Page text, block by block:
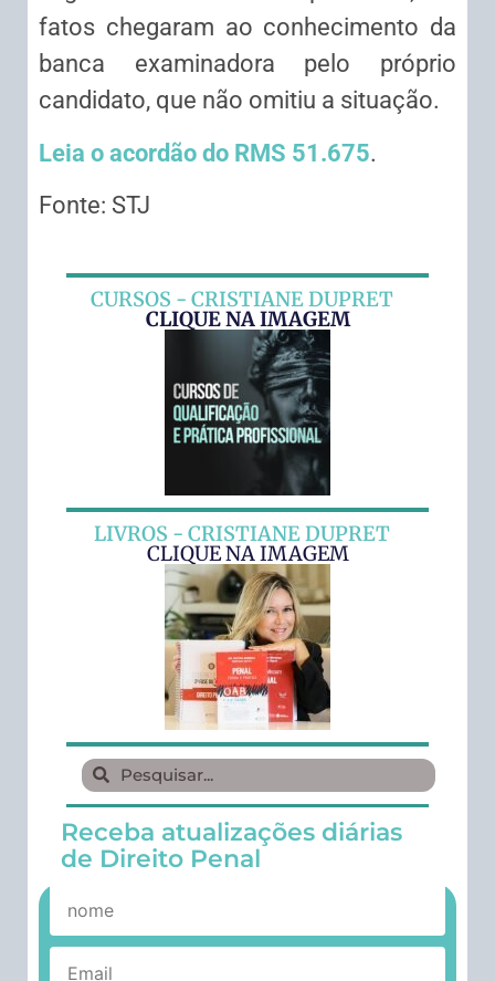
fatos chegaram ao conhecimento da
banca examinadora pelo próprio
candidato, que não omitiu a situação.
Leia o acordão do RMS 51.675.
Fonte: STJ
CURSOS - CRISTIANE DUPRET
CLIQUE NA IMAGEM
LIVROS - CRISTIANE DUPRET
CLIQUE NA IMAGEM
Receba atualizações diárias
de Direito Penal